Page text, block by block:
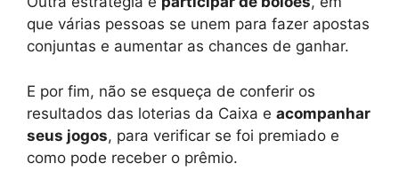
que várias pessoas se unem para fazer apostas
conjuntas e aumentar as chances de ganhar.
E por fim, não se esqueça de conferir os
resultados das loterias da Caixa e acompanhar
seus jogos, para verificar se foi premiado e
como pode receber o prêmio.